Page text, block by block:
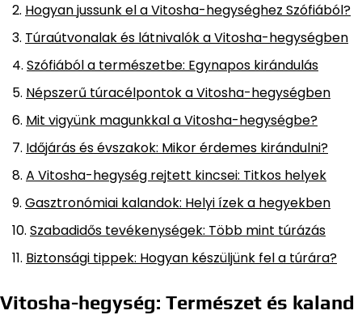
Hogyan jussunk el a Vitosha-hegységhez Szófiából?
Túraútvonalak és látnivalók a Vitosha-hegységben
Szófiából a természetbe: Egynapos kirándulás
Népszerű túracélpontok a Vitosha-hegységben
Mit vigyünk magunkkal a Vitosha-hegységbe?
Időjárás és évszakok: Mikor érdemes kirándulni?
A Vitosha-hegység rejtett kincsei: Titkos helyek
Gasztronómiai kalandok: Helyi ízek a hegyekben
Szabadidős tevékenységek: Több mint túrázás
Biztonsági tippek: Hogyan készüljünk fel a túrára?
Vitosha-hegység: Természet és kaland